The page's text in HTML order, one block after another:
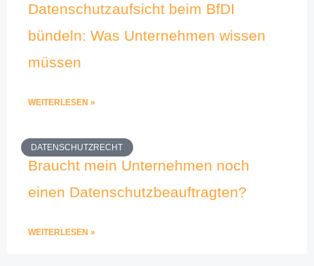
Datenschutzaufsicht beim BfDI
bündeln: Was Unternehmen wissen
müssen
WEITERLESEN »
DATENSCHUTZRECHT
Braucht mein Unternehmen noch
einen Datenschutzbeauftragten?
WEITERLESEN »